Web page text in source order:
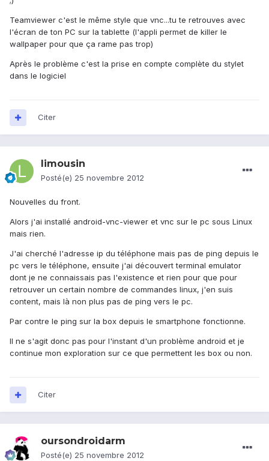
Teamviewer c'est le même style que vnc...tu te retrouves avec
l'écran de ton PC sur la tablette (l'appli permet de killer le
wallpaper pour que ça rame pas trop)
Après le problème c'est la prise en compte complète du stylet
dans le logiciel
Citer
limousin
Posté(e) 25 novembre 2012
Nouvelles du front.
Alors j'ai installé android-vnc-viewer et vnc sur le pc sous Linux
mais rien.
J'ai cherché l'adresse ip du téléphone mais pas de ping depuis le
pc vers le téléphone, ensuite j'ai découvert terminal emulator
dont je ne connaissais pas l'existence et rien pour que pour
retrouver un certain nombre de commandes linux, j'en suis
content, mais là non plus pas de ping vers le pc.
Par contre le ping sur la box depuis le smartphone fonctionne.
Il ne s'agit donc pas pour l'instant d'un problème android et je
continue mon exploration sur ce que permettent les box ou non.
Citer
oursondroidarm
Posté(e) 25 novembre 2012